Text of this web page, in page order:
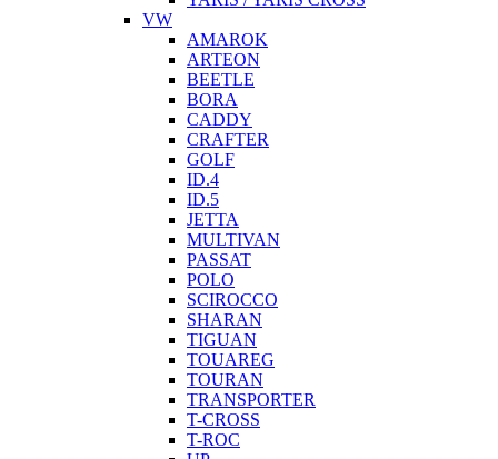
VW
AMAROK
ARTEON
BEETLE
BORA
CADDY
CRAFTER
GOLF
ID.4
ID.5
JETTA
MULTIVAN
PASSAT
POLO
SCIROCCO
SHARAN
TIGUAN
TOUAREG
TOURAN
TRANSPORTER
T-CROSS
T-ROC